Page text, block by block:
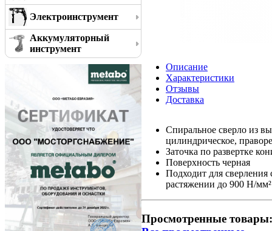
Электроинструмент
Аккумуляторный
инструмент
Описание
Характеристики
Отзывы
Доставка
Спиральное сверло из
цилиндрическое,
Заточка по развертке
Поверхность черная
Подходит для сверления
растяжении до 900 Н/
Просмотренные товары: